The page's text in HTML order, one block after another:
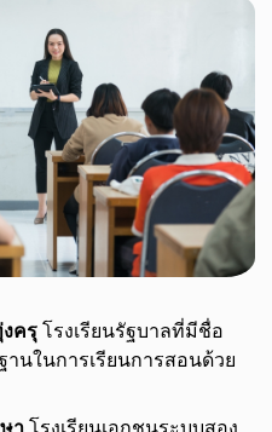
ครุโรงเรียนรัฐบาลที่มีชื่อ
านในการเรียนการสอนด้วย